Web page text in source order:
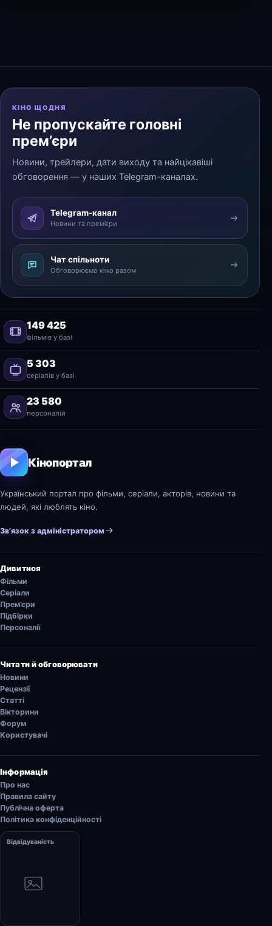
КІНО ЩОДНЯ
Не пропускайте головні
прем’єри
Новини, трейлери, дати виходу та найцікавіші
обговорення — у наших Telegram-каналах.
Telegram-канал
Новини та прем’єри
Чат спільноти
Обговорюємо кіно разом
149 425
фільмів у базі
5 303
серіалів у базі
23 580
персоналій
Кінопортал
Український портал про фільми, серіали, акторів, новини та
людей, які люблять кіно.
Зв’язок з адміністратором
Дивитися
Фільми
Серіали
Прем’єри
Підбірки
Персоналії
Читати й обговорювати
Новини
Рецензії
Статті
Вікторини
Форум
Користувачі
Інформація
Про нас
Правила сайту
Публічна оферта
Політика конфіденційності
Відвідуваність